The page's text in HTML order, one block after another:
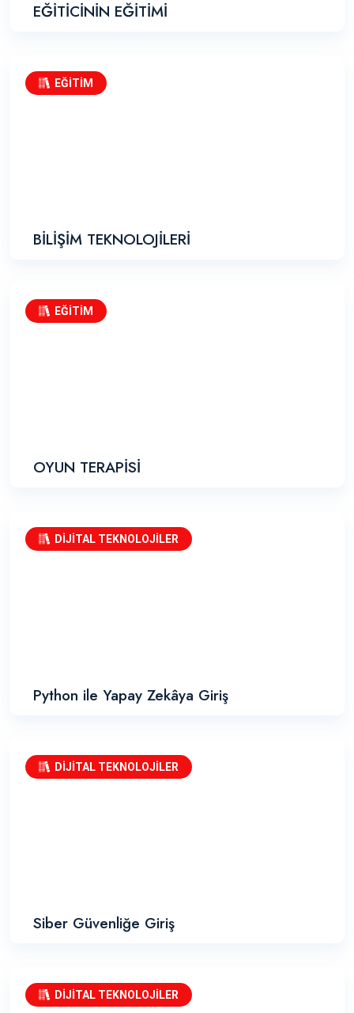
EĞİTİCİNİN EĞİTİMİ
EĞİTİM
BİLİŞİM TEKNOLOJİLERİ
EĞİTİM
OYUN TERAPİSİ
DİJİTAL TEKNOLOJİLER
Python ile Yapay Zekâya Giriş
DİJİTAL TEKNOLOJİLER
Siber Güvenliğe Giriş
DİJİTAL TEKNOLOJİLER